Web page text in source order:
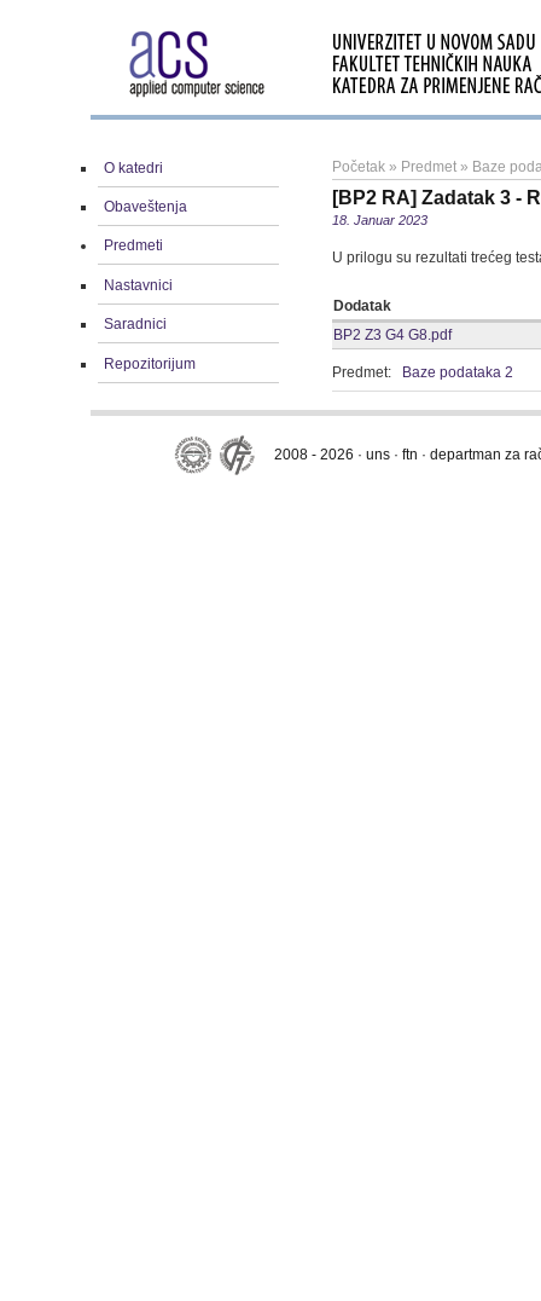
O katedri
Obaveštenja
Predmeti
Nastavnici
Saradnici
Repozitorijum
Početak » Predmet » Baze
[BP2 RA] Zadatak 3 -
18. Januar 2023
U prilogu su rezultati trećeg
Dodatak
BP2 Z3 G4 G8.pdf
Predmet: Baze podataka 2
2008 - 2026 · uns · ftn · departman za